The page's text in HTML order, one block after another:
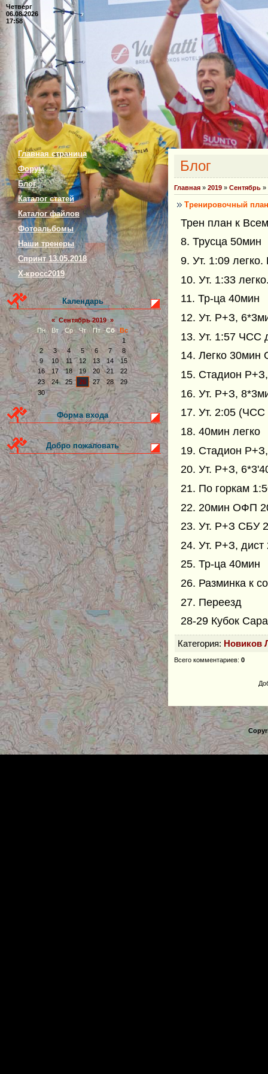
Четверг
06.08.2026
17:58
Главная страница
Форум
Блог
Каталог статей
Каталог файлов
Фотоальбомы
Наши тренеры
Спринт 13.05.2018
Х-кросс2019
Календарь
« Сентябрь 2019 »
Пн
Вт Ср Чт Пт Сб
Вс
1
2
3 4 5 6 7
8
9
10 11 12 13 14
15
16
17 18 19 20 21
22
23
24 25 26 27 28
29
30
Форма входа
Добро пожаловать
Блог
Главная » 2019 » Сентябрь »
Тренировочный план
Трен план к
8. Трусца 50мин
9. Ут. 1:09
10. Ут. 1:33
11. Тр-ца 40мин
12. Ут. Р+З,
13. Ут. 1:57 ЧСС
14. Легко
15. Стадион
16. Ут. Р+З,
17. Ут. 2:05 (ЧСС
18. 40мин легко
19. Стадион
20. Ут. Р+З,
21. По горкам
22. 20мин ОФП
23. Ут. Р+З СБУ
24. Ут. Р+З,
25. Тр-ца 40мин
26. Разминка к
27. Переезд
28-29 Кубок
Категория: Новиков
Всего комментариев: 0